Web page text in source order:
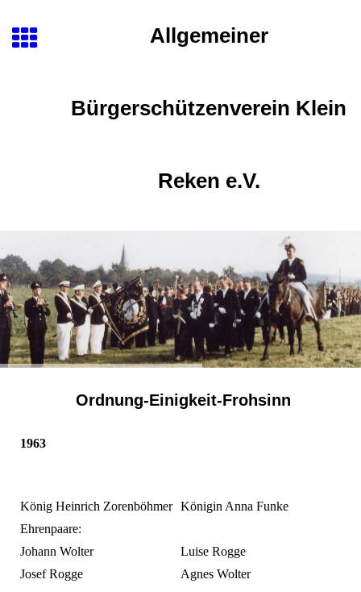
Allgemeiner
Bürgerschützenverein Klein
Reken e.V.
Ordnung-Einigkeit-Frohsinn
1963
König Heinrich Zorenböhmer Königin Anna Funke
Ehrenpaare:
Johann Wolter
Luise Rogge
Josef Rogge
Agnes Wolter